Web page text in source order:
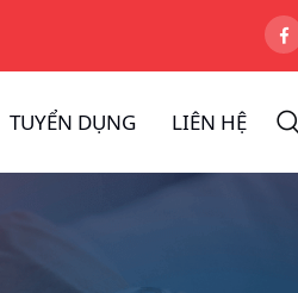
TUYỂN DỤNG LIÊN HỆ